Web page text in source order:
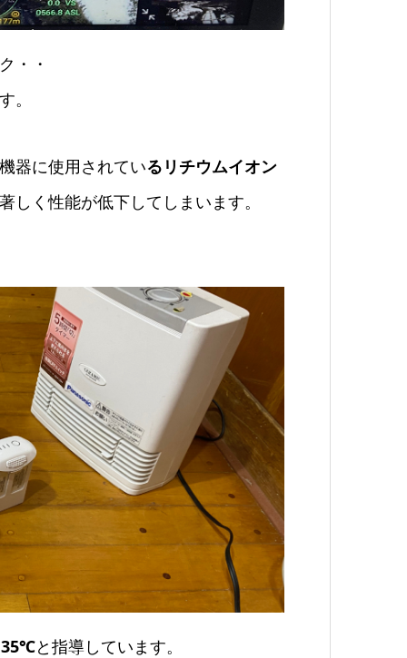
・・
。
器に使用されているリチウムイオン
しく性能が低下してしまいます。
と指導しています。